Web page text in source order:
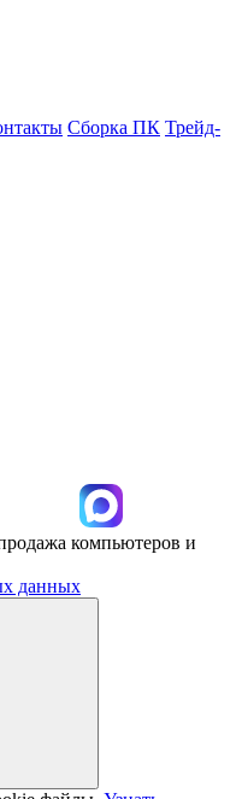
Сборка ПК Трейд-
компьютеров и
данных